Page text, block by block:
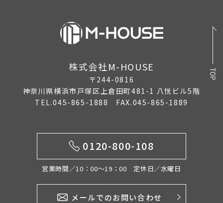
株式会社M-HOUSE
〒244-0816
神奈川県横浜市戸塚区上倉田町481-1 八恍ビル5階
TEL.045-865-1888 FAX.045-865-1889
0120-800-108
営業時間／10：00〜19：00 定休日／水曜日
メールでのお問い合わせ